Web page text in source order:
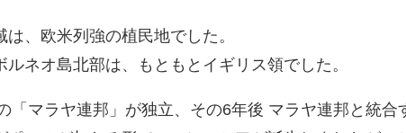
、欧米列強の植民地でした。
ネオ島北部は、もともとイギリス領でした。
「マラヤ連邦」が独立、その6年後 マラヤ連邦と統合